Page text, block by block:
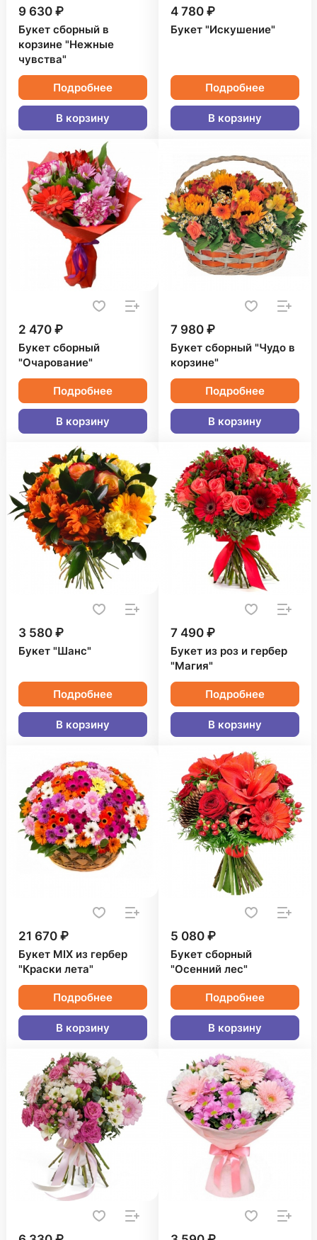
9 630 ₽
Букет сборный в
корзине "Нежные
чувства"
Подробнее
В корзину
4 780 ₽
Букет "Искушение"
Подробнее
В корзину
2 470 ₽
Букет сборный
"Очарование"
Подробнее
В корзину
7 980 ₽
Букет сборный "Чудо в
корзине"
Подробнее
В корзину
3 580 ₽
Букет "Шанс"
Подробнее
В корзину
7 490 ₽
Букет из роз и гербер
"Магия"
Подробнее
В корзину
21 670 ₽
Букет MIX из гербер
"Краски лета"
Подробнее
В корзину
5 080 ₽
Букет сборный
"Осенний лес"
Подробнее
В корзину